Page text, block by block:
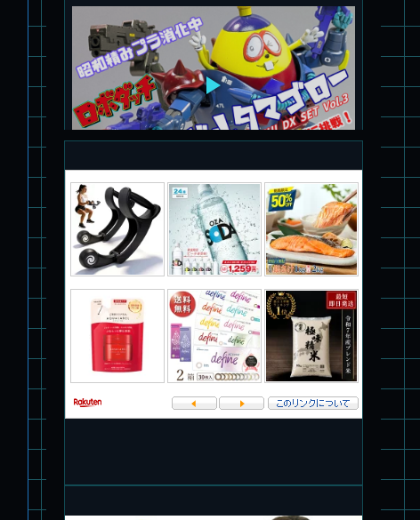
旧キット製作★アオシマ ロボダッチ モビルタマゴロー
パチ組塗装★バンダイ HG スコープドッグ拡張セット3～5
ブルーティッシュドッグ &
スコープドッグ サンサ戦 リーマン少佐機